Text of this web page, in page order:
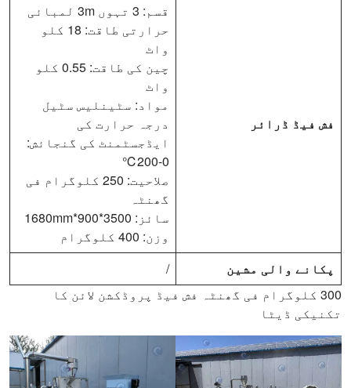
فش فیڈ ڈرائر
قسم: 3 تہوں 3m لمبائی
حرارتی طاقت: 18 کلو
واٹ
چین کی طاقت: 0.55 کلو
واٹ
مواد: سٹینلیس سٹیل
درجہ حرارت کی
ایڈجسٹمنٹ کی گنجائش:
0-200℃
صلاحیت: 250 کلوگرام فی
گھنٹہ
سائز: 3500*900*1680mm
وزن: 400 کلوگرام
پکانے والی مشین
/
300 کلوگرام فی گھنٹہ فش فیڈ پروڈکشن لائن کا
تکنیکی ڈیٹا